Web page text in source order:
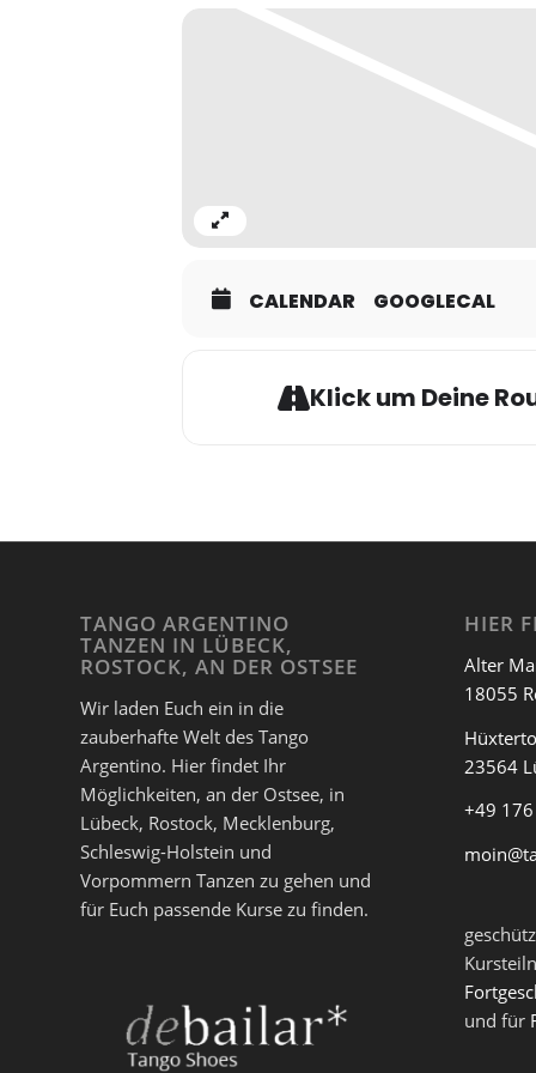
CALENDAR GOOGLECAL
Klick um Deine
TANGO ARGENTINO
TANZEN IN LÜBECK,
ROSTOCK, AN DER OSTSEE
Wir laden Euch ein in die
zauberhafte Welt des Tango
Argentino. Hier findet Ihr
Möglichkeiten, an der Ostsee, in
Lübeck, Rostock, Mecklenburg,
Schleswig-Holstein und
Vorpommern Tanzen zu gehen und
für Euch passende Kurse zu finden.
HIER
Alter
18055
23564
+49
und für